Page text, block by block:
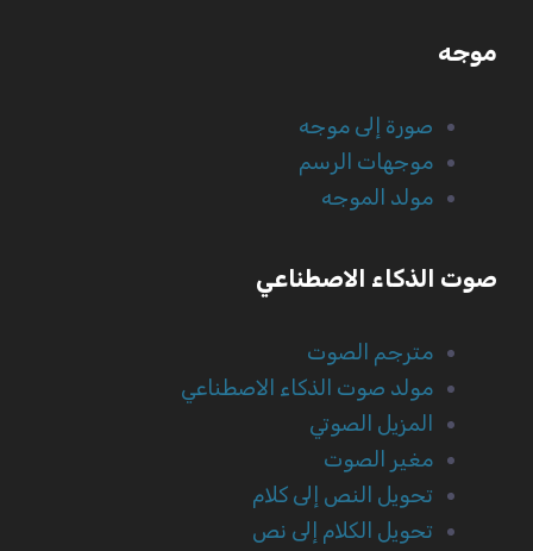
موجه
صورة إلى موجه
موجهات الرسم
مولد الموجه
صوت الذكاء الاصطناعي
مترجم الصوت
مولد صوت الذكاء الاصطناعي
المزيل الصوتي
مغير الصوت
تحويل النص إلى كلام
تحويل الكلام إلى نص